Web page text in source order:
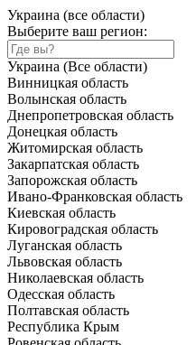
Украина (все области)
Выберите ваш регион:
Украина (Все области)
Винницкая область
Волынская область
Днепропетровская область
Донецкая область
Житомирская область
Закарпатская область
Запорожская область
Ивано-Франковская область
Киевская область
Кировоградская область
Луганская область
Львовская область
Николаевская область
Одесская область
Полтавская область
Республика Крым